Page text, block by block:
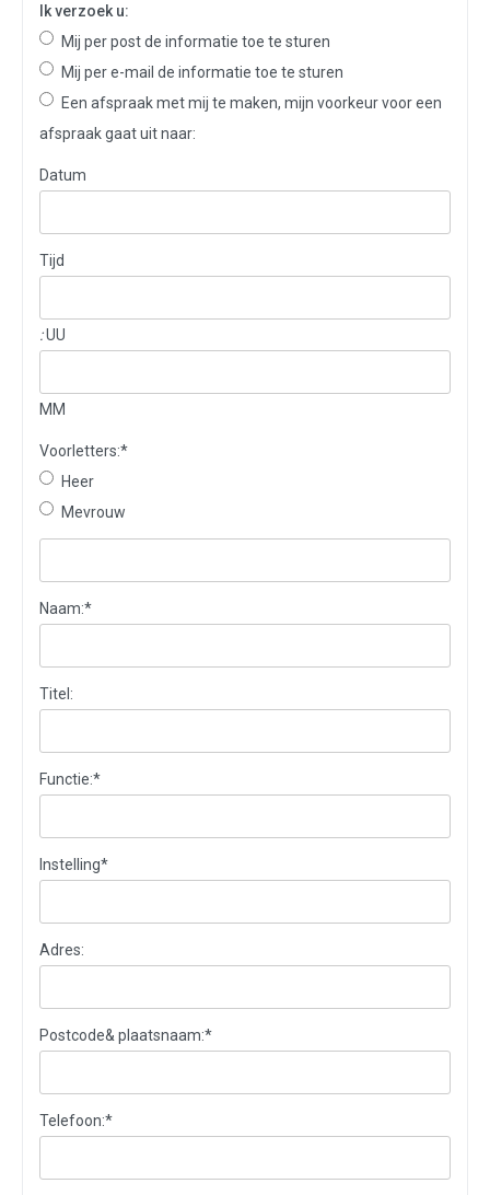
Ik verzoek u:
Mij per post de informatie toe te sturen
Mij per e-mail de informatie toe te sturen
Een afspraak met mij te maken, mijn voorkeur voor een
afspraak gaat uit naar:
Datum
Tijd
:UU
MM
Voorletters:*
Heer
Mevrouw
Naam:*
Titel:
Functie:*
Instelling*
Adres:
Postcode& plaatsnaam:*
Telefoon:*